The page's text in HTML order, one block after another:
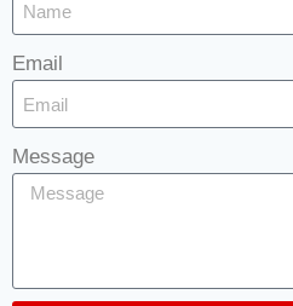
Email
Message